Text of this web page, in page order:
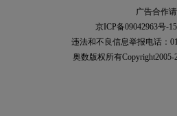
广告合作
京ICP备09042963号-15
违法和不良信息举报电话：
奥数 版权所有Copyright2005-